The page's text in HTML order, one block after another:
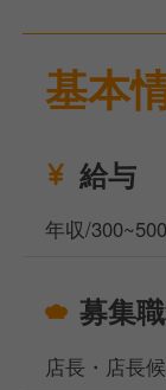
伝統の飴細工
ォーマンスも
業務内容は、
飲食店や小売
残業が少なく
お休みは週休2
今後はさらに
をお待ちしてい
基本
給与
年収/
募集
店長・店長